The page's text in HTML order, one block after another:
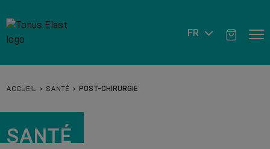
FR
ACCUEIL SANTÉ POST-CHIRURGIE
SANTÉ